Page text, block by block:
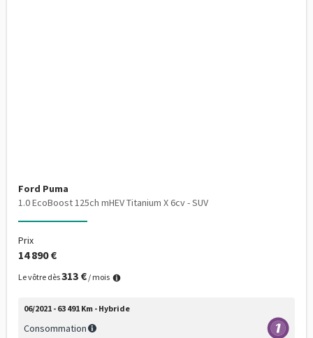
Ford Puma
1.0 EcoBoost 125ch mHEV Titanium X 6cv - SUV
Prix
14 890 €
Le vôtre dès313 € / mois
06/2021 - 63 491 Km - Hybride
Consommation